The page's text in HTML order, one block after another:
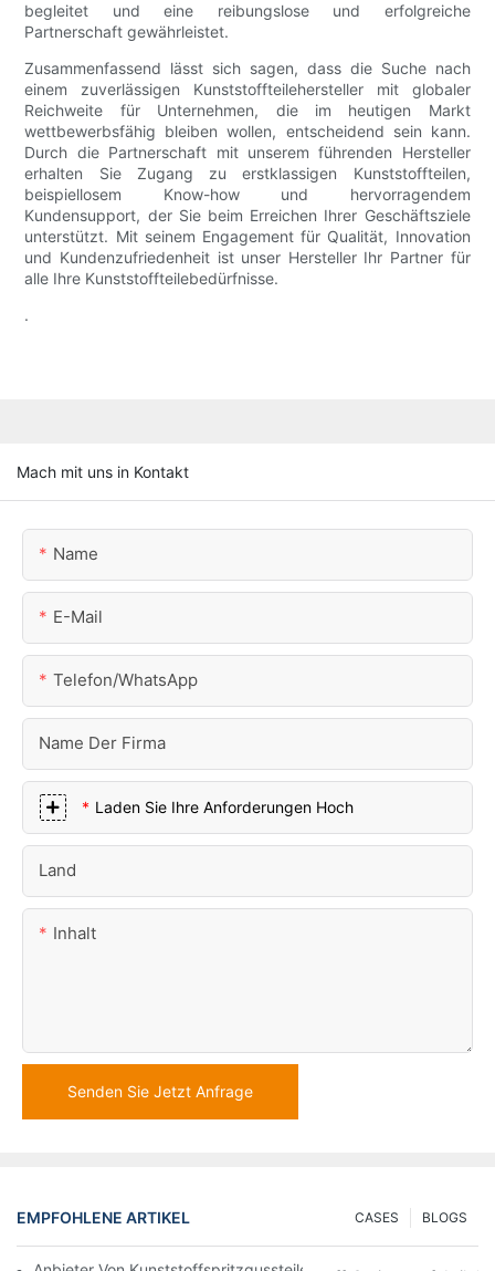
begleitet und eine reibungslose und erfolgreiche
Partnerschaft gewährleistet.
Zusammenfassend lässt sich sagen, dass die Suche nach
einem zuverlässigen Kunststoffteilehersteller mit globaler
Reichweite für Unternehmen, die im heutigen Markt
wettbewerbsfähig bleiben wollen, entscheidend sein kann.
Durch die Partnerschaft mit unserem führenden Hersteller
erhalten Sie Zugang zu erstklassigen Kunststoffteilen,
beispiellosem Know-how und hervorragendem
Kundensupport, der Sie beim Erreichen Ihrer Geschäftsziele
unterstützt. Mit seinem Engagement für Qualität, Innovation
und Kundenzufriedenheit ist unser Hersteller Ihr Partner für
alle Ihre Kunststoffteilebedürfnisse.
.
Mach mit uns in Kontakt
Name
E-Mail
Telefon/WhatsApp
Name Der Firma
Laden Sie Ihre Anforderungen Hoch
Land
Inhalt
Senden Sie Jetzt Anfrage
EMPFOHLENE ARTIKEL BLOGS
CASES